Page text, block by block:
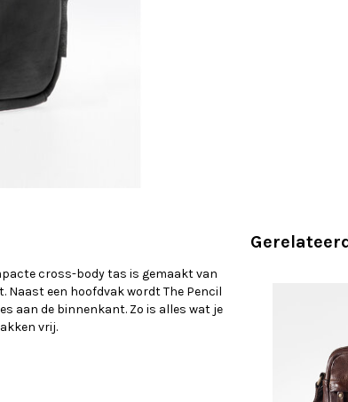
cross-body tas is gemaakt van
Naast een hoofdvak wordt The Pencil
aan de binnenkant. Zo is alles wat je
vrij.